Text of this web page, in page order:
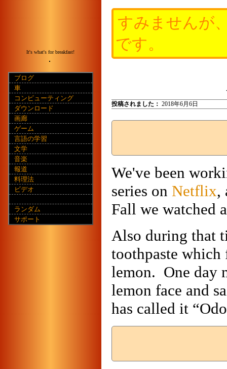
It's what's for breakfast!
ブログ
車
コンピューティング
ダウンロード
画廊
ゲーム
言語の学習
文学
音楽
報道
料理法
ビデオ
ランダム
サポート
すみませんが
です。
投稿されました： 2018年6月6日
We've been
series on Netflix,
Fall we watched
Also during that
toothpaste
lemon. One day
lemon face and
has called it